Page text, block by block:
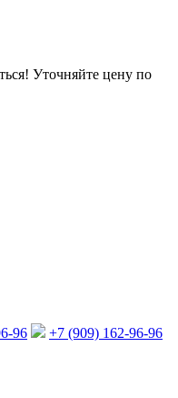
Уточняйте цену по
96
+7 (909) 162-96-96